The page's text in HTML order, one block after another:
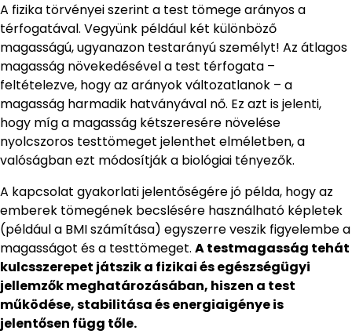
A fizika törvényei szerint a test tömege arányos a
térfogatával. Vegyünk például két különböző
magasságú, ugyanazon testarányú személyt! Az átlagos
magasság növekedésével a test térfogata –
feltételezve, hogy az arányok változatlanok – a
magasság harmadik hatványával nő. Ez azt is jelenti,
hogy míg a magasság kétszeresére növelése
nyolcszoros testtömeget jelenthet elméletben, a
valóságban ezt módosítják a biológiai tényezők.
A kapcsolat gyakorlati jelentőségére jó példa, hogy az
emberek tömegének becslésére használható képletek
(például a BMI számítása) egyszerre veszik figyelembe a
magasságot és a testtömeget. A testmagasság tehát
kulcsszerepet játszik a fizikai és egészségügyi
jellemzők meghatározásában, hiszen a test
működése, stabilitása és energiaigénye is
jelentősen függ tőle.